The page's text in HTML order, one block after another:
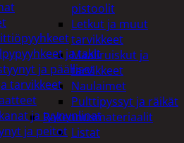
pistoolit
Letkut ja muut
tarvikkeet
Maaliruiskut ja
tarvikkeet
Naulaimet
Pulttipyssyt ja räikät
Rakennusmateriaalit
Listat
ja takit
ja päälliset
tarvikkeet
ja tyynynlinat
ja peitot